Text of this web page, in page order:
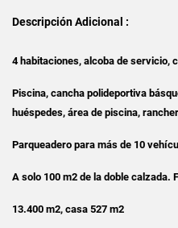
Descripción Adicional :
4 habitaciones, alcoba de servicio,
Piscina, cancha polideportiva
huéspedes, área de piscina,
Parqueadero para más de 10
A solo 100 m2 de la doble calzada.
13.400 m2, casa 527 m2